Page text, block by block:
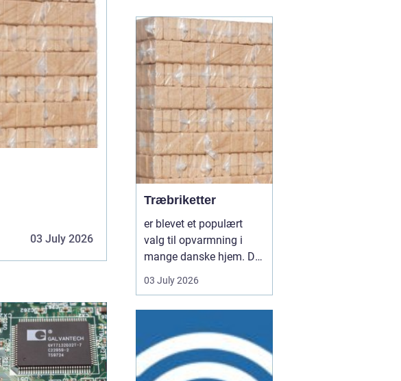
03 July 2026
Hvad skal gøres først?
Hvem kontakter man?
Hvordan skaber man en
afsked, som føles rigtig?
Her spiller en lokal 04
July 2026
Træbriketter
er blevet et populært
valg til opvarmning i
mange danske hjem. De
er nemme at håndtere,
giver en høj varme og
almindeligt brænde.
Samtidig kan de udnytte
resttræ fra træindustrien,
03 July 2026